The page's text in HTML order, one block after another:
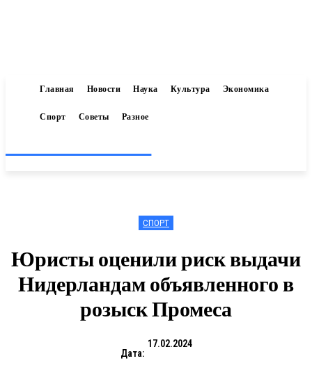
Главная Новости Наука Культура Экономика
Спорт Советы Разное
СПОРТ
Юристы оценили риск выдачи
Нидерландам объявленного в
розыск Промеса
Дата:
17.02.2024